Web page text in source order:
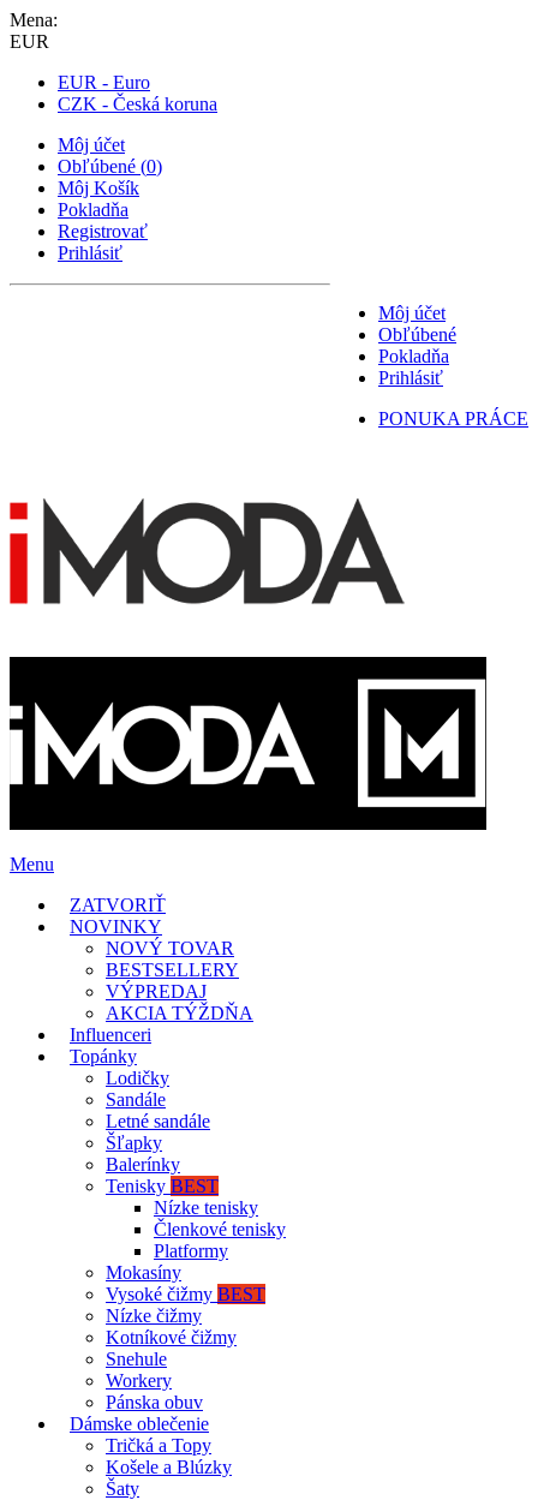
Mena:
EUR
EUR - Euro
CZK - Česká koruna
Môj účet
Obľúbené (0)
Môj Košík
Pokladňa
Registrovať
Prihlásiť
Môj účet
Obľúbené
Pokladňa
Prihlásiť
PONUKA PRÁCE
Menu
ZATVORIŤ
NOVINKY
NOVÝ TOVAR
BESTSELLERY
VÝPREDAJ
AKCIA TÝŽDŇA
Influenceri
Topánky
Lodičky
Sandále
Letné sandále
Šľapky
Balerínky
Tenisky BEST
Nízke tenisky
Členkové tenisky
Platformy
Mokasíny
Vysoké čižmy BEST
Nízke čižmy
Kotníkové čižmy
Snehule
Workery
Pánska obuv
Dámske oblečenie
Tričká a Topy
Košele a Blúzky
Šaty